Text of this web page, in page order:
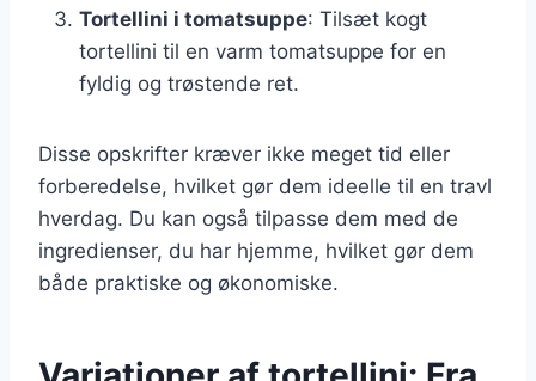
Tortellini i tomatsuppe: Tilsæt kogt
tortellini til en varm tomatsuppe for en
fyldig og trøstende ret.
Disse opskrifter kræver ikke meget tid eller
forberedelse, hvilket gør dem ideelle til en travl
hverdag. Du kan også tilpasse dem med de
ingredienser, du har hjemme, hvilket gør dem
både praktiske og økonomiske.